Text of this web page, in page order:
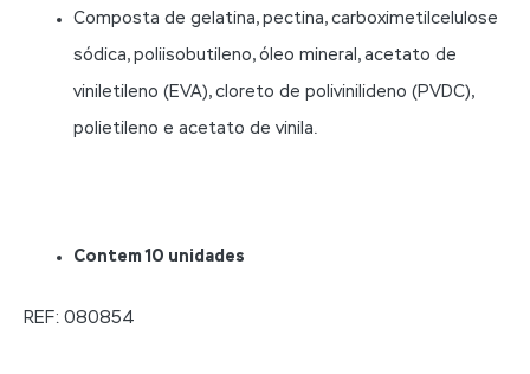
Composta de gelatina, pectina, carboximetilcelulose
sódica, poliisobutileno, óleo mineral, acetato de
viniletileno (EVA), cloreto de polivinilideno (PVDC),
polietileno e acetato de vinila.
Contem 10 unidades
REF: 080854